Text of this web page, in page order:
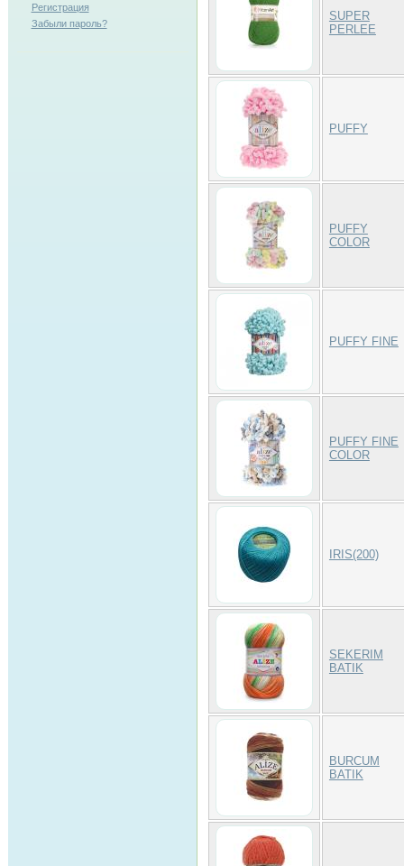
Регистрация
Забыли пароль?
SUPER
PERLEE
PUFFY
PUFFY
COLOR
PUFFY FINE
PUFFY FINE
COLOR
IRIS(200)
SEKERIM
BATIK
BURCUM
BATIK